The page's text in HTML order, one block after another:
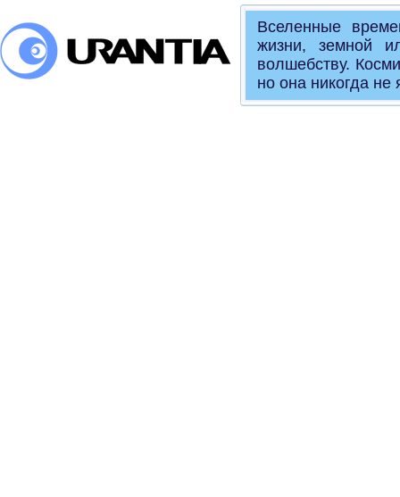
Вселенные
жизни, земной
волшебству.
но она никогда не